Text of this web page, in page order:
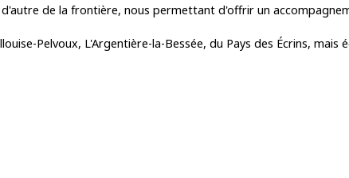
de la frontière, nous permettant d'offrir un
Pelvoux, L'Argentière-la-Bessée, du Pays des Écrins, mais